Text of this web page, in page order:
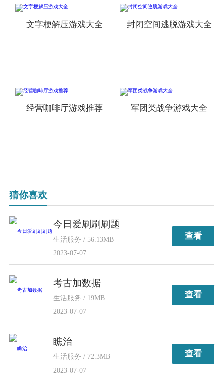
文字梗解压游戏大全 封闭空间逃脱游戏大全
经营咖啡厅游戏推荐 军团类战争游戏大全
猜你喜欢
今日爱刷刷刷题
生活服务 / 56.13MB
2023-07-07
查看
考古加数据
生活服务 / 19MB
2023-07-07
查看
瞧治
生活服务 / 72.3MB
2023-07-07
查看